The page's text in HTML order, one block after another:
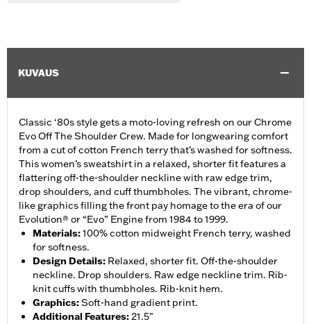
KUVAUS
Classic ‘80s style gets a moto-loving refresh on our Chrome
Evo Off The Shoulder Crew. Made for longwearing comfort
from a cut of cotton French terry that’s washed for softness.
This women’s sweatshirt in a relaxed, shorter fit features a
flattering off-the-shoulder neckline with raw edge trim,
drop shoulders, and cuff thumbholes. The vibrant, chrome-
like graphics filling the front pay homage to the era of our
Evolution® or “Evo” Engine from 1984 to 1999.
Materials:100% cotton midweight French terry, washed
for softness.
Design Details: Relaxed, shorter fit. Off-the-shoulder
neckline. Drop shoulders. Raw edge neckline trim. Rib-
knit cuffs with thumbholes. Rib-knit hem.
Graphics:Soft-hand gradient print.
Additional Features:21.5"